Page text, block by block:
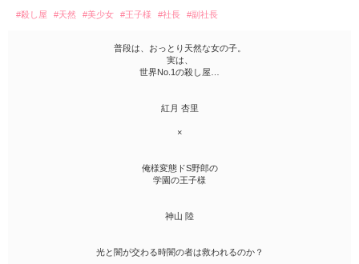
#殺し屋 #天然 #美少女 #王子様 #社長 #副社長
普段は、おっとり天然な女の子。
実は、
世界No.1の殺し屋…
紅月 杏里
×
俺様変態ドS野郎の
学園の王子様
神山 陸
光と闇が交わる時闇の者は救われるのか？